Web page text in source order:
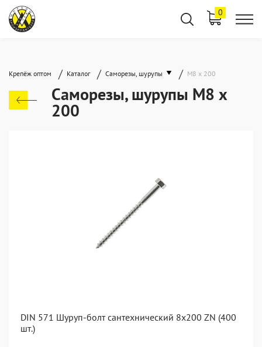
0
Крепёж оптом / Каталог / Саморезы, шурупы / М8 х 200
Саморезы, шурупы М8 х
200
DIN 571 Шуруп-болт сантехнический 8x200 ZN (400
шт.)